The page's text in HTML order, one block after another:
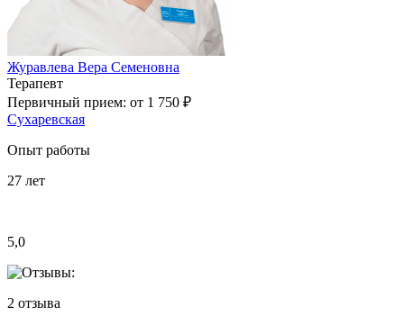
Журавлева Вера Семеновна
Терапевт
Первичный прием: от 1 750 ₽
Сухаревская
Опыт работы
27 лет
5,0
2 отзыва